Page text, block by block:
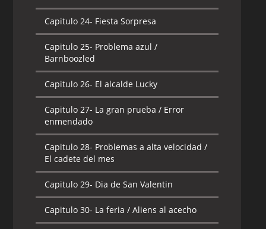
Capitulo 24- Fiesta Sorpresa
Capitulo 25- Problema azul /
Barnboozled
Capitulo 26- El alcalde Lucky
Capitulo 27- La gran prueba / Error
enmendado
Capitulo 28- Problemas a alta velocidad /
El cadete del mes
Capitulo 29- Dia de San Valentin
Capitulo 30- La feria / Aliens al acecho